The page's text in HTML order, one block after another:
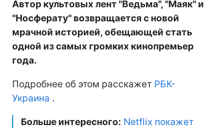
Автор культовых лент "Ведьма", "Маяк" и
"Носферату" возвращается с новой
мрачной историей, обещающей стать
одной из самых громких кинопремьер
года.
Подробнее об этом расскажет РБК-
Украина .
Больше интересного: Netflix покажет